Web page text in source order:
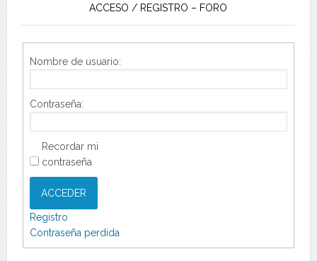
ACCESO / REGISTRO – FORO
Nombre de usuario:
Contraseña:
Recordar mi
contraseña
ACCEDER
Registro
Contraseña perdida